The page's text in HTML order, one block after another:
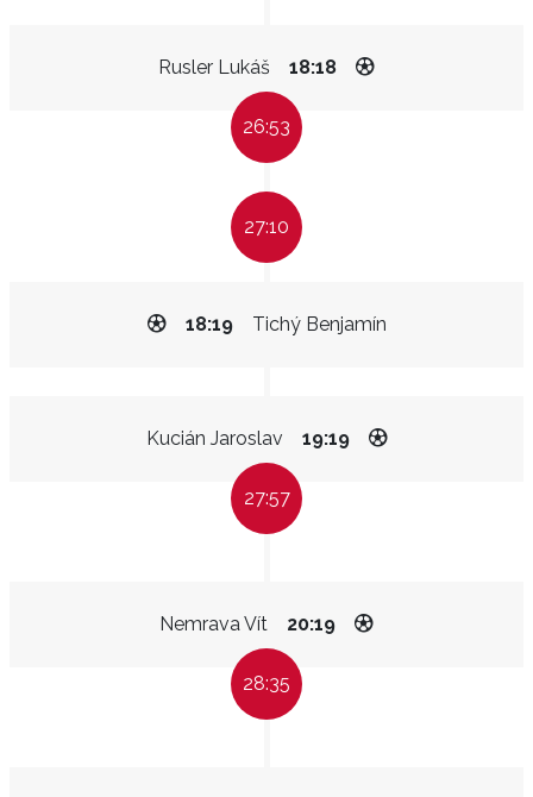
Rusler Lukáš 18:18
26:53
27:10
Tichý Benjamín
18:19
Kucián Jaroslav 19:19
27:57
Nemrava Vít 20:19
28:35